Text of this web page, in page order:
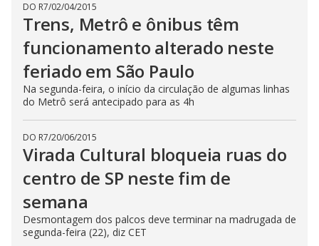
DO R7/02/04/2015
Trens, Metrô e ônibus têm
funcionamento alterado neste
feriado em São Paulo
Na segunda-feira, o início da circulação de algumas linhas
do Metrô será antecipado para as 4h
DO R7/20/06/2015
Virada Cultural bloqueia ruas do
centro de SP neste fim de
semana
Desmontagem dos palcos deve terminar na madrugada de
segunda-feira (22), diz CET